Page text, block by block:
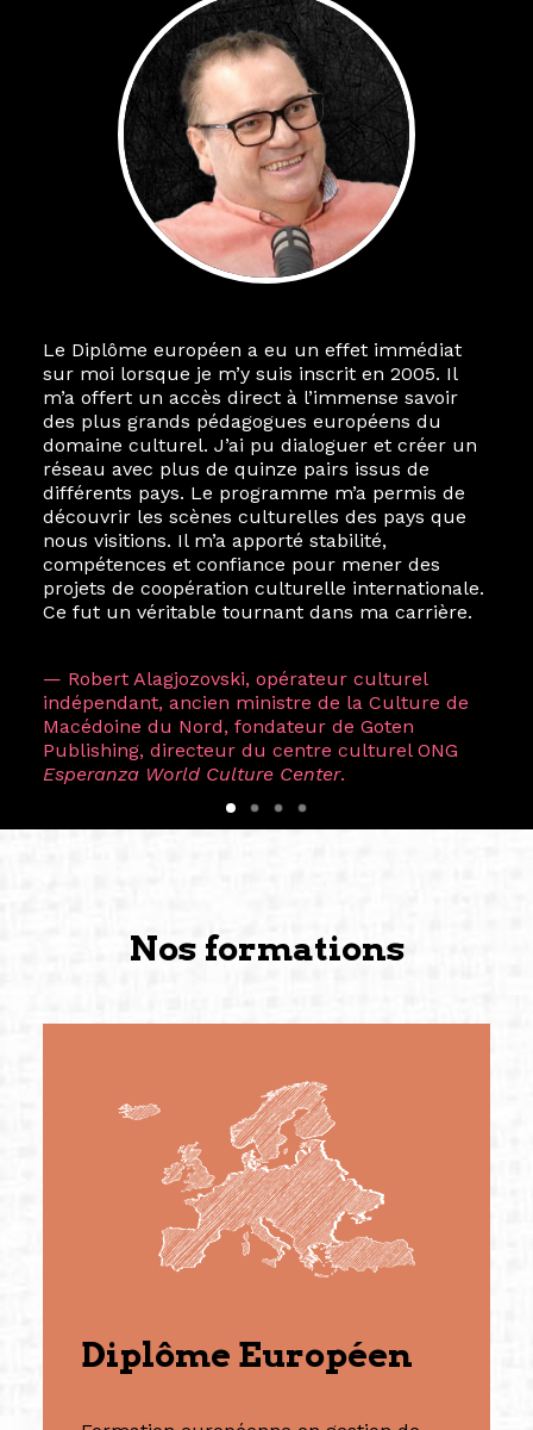
Le Diplôme européen a eu un effet immédiat
sur moi lorsque je m’y suis inscrit en 2005. Il
m’a offert un accès direct à l’immense savoir
des plus grands pédagogues européens du
domaine culturel. J’ai pu dialoguer et créer un
réseau avec plus de quinze pairs issus de
différents pays. Le programme m’a permis de
découvrir les scènes culturelles des pays que
nous visitions. Il m’a apporté stabilité,
compétences et confiance pour mener des
projets de coopération culturelle internationale.
Ce fut un véritable tournant dans ma carrière.
— Robert Alagjozovski, opérateur culturel
indépendant, ancien ministre de la Culture de
Macédoine du Nord, fondateur de Goten
Publishing, directeur du centre culturel ONG
Esperanza World Culture Center.
Nos formations
Diplôme Européen